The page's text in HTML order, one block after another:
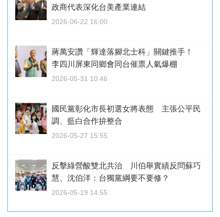
政商代表深化台美產業連結
2026-06-22 16:00
蔣萬安讚「輝達落腳北士科」關鍵推手！
李四川屏東同鄉會同台催票人氣爆棚
2026-05-31 10:46
國民黨彰化市長初選女將表態 主張公平民
調、藍白合作拚整合
2026-05-27 15:55
反擊綠營酸雙北共治 川伯舉實績反問蘇巧
慧、沈伯洋：台獨黨綱要不要修？
2026-05-19 14:55